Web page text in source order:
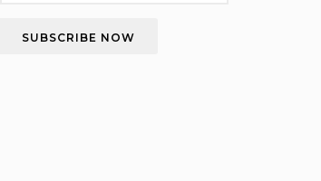
SUBSCRIBE NOW